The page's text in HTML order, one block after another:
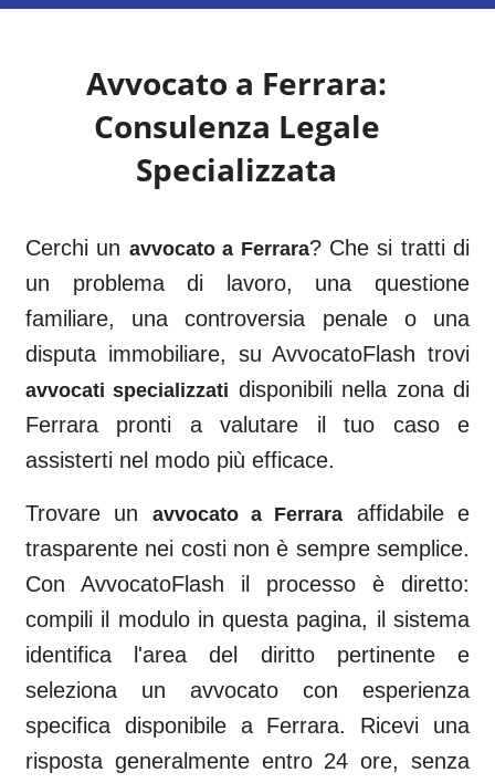
Avvocato a Ferrara:
Consulenza Legale
Specializzata
Cerchi un avvocato a Ferrara? Che si tratti di
un problema di lavoro, una questione
familiare, una controversia penale o una
disputa immobiliare, su AvvocatoFlash trovi
avvocati specializzati disponibili nella zona di
Ferrara pronti a valutare il tuo caso e
assisterti nel modo più efficace.
Trovare un avvocato a Ferrara
affidabile e
trasparente nei costi non è sempre semplice.
Con AvvocatoFlash il processo è diretto:
compili il modulo in questa pagina, il sistema
identifica l'area del diritto pertinente e
seleziona un avvocato con esperienza
specifica disponibile a Ferrara. Ricevi una
risposta generalmente entro 24 ore, senza